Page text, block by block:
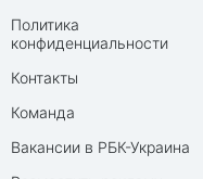
Политика
конфиденциальности
Контакты
Команда
Вакансии в РБК-Украина